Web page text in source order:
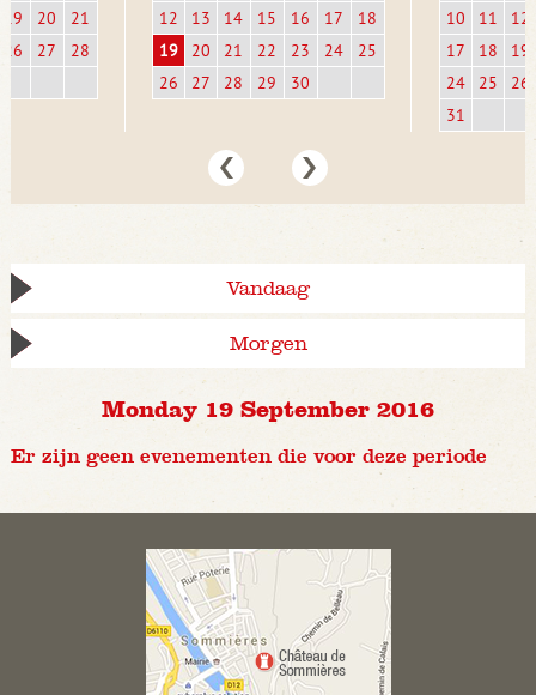
19
20
21
26
27 28
12
13 14 15 16 17
18
19
20 21 22 23 24
25
26
27 28 29 30
10
11
12
17
18
19
24
25
26
31
Vandaag
Morgen
Monday 19 September 2016
Er zijn geen evenementen die voor deze periode